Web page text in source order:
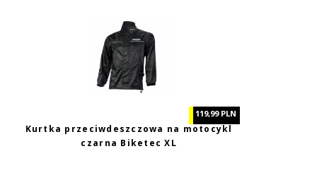
119,99 PLN
Kurtka przeciwdeszczowa na motocykl
czarna Biketec XL